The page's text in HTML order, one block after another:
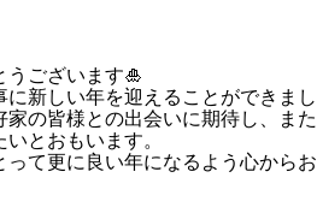
うございます🎍
新しい年を迎えることができまし
の皆様との出会いに期待し、また
とおもいます。
て更に良い年になるよう心からお